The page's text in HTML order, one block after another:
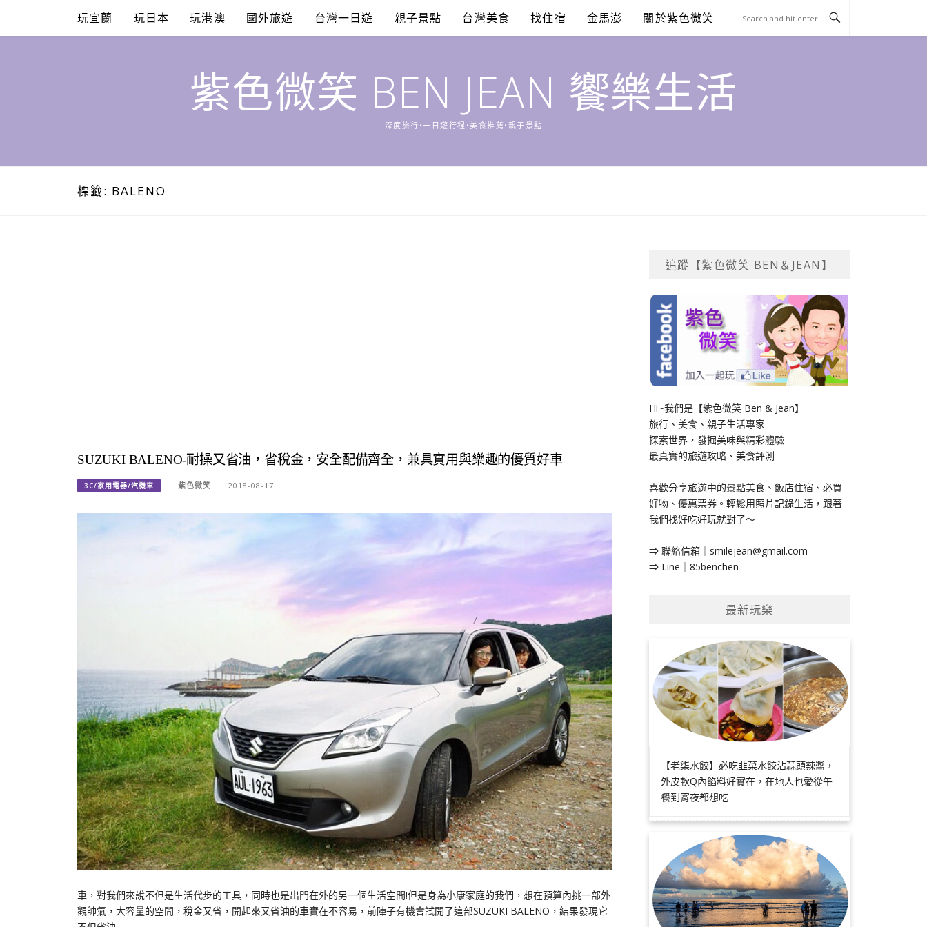
content
玩宜蘭 玩日本 玩港澳 國外旅遊 台灣一日遊 親子景點 台灣美食 找住宿 金馬澎 關於紫色微笑
紫色微笑 BEN JEAN 饗樂生活
深度旅行•一日遊行程•美食推薦•親子景點
標籤: BALENO
SUZUKI BALENO-耐操又省油，省稅金，安全配備齊全，兼具實用與樂趣的優質好車
3C/家用電器/汽機車 紫色微笑 2018-08-17
車，對我們來說不但是生活代步的工具，同時也是出門在外的另一個生活空間!但是身為小康家庭的我們，想在預算內挑一部外
觀帥氣，大容量的空間，稅金又省，開起來又省油的車實在不容易，前陣子有機會試開了這部SUZUKI BALENO，結果發現它
追蹤【紫色微笑 BEN＆JEAN】
Hi~我們是【紫色微笑 Ben & Jean】
旅行、美食、親子生活專家
探索世界，發掘美味與精彩體驗
最真實的旅遊攻略、美食評測
喜歡分享旅遊中的景點美食、飯店住宿、必買
好物、優惠票券。輕鬆用照片記錄生活，跟著
我們找好吃好玩就對了～
⇒ 聯絡信箱｜ smilejean@gmail.com
⇒ Line｜85benchen
最新玩樂
【老柒水餃】必吃韭菜水餃沾蒜頭辣醬，
外皮軟Q內餡料好實在，在地人也愛從午
餐到宵夜都想吃